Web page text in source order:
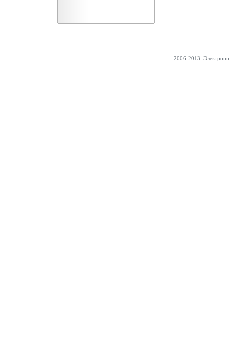
2006-2013.